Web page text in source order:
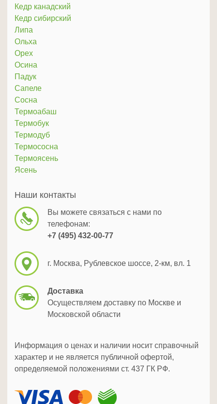
Кедр канадский
Кедр сибирский
Липа
Ольха
Орех
Осина
Падук
Сапеле
Сосна
Термоабаш
Термобук
Термодуб
Термососна
Термоясень
Ясень
Наши контакты
Вы можете связаться с нами по
телефонам:
+7 (495) 432-00-77
г. Москва, Рублевское шоссе, 2-км, вл. 1
Доставка
Осуществляем доставку по Москве и
Московской области
Информация о ценах и наличии носит справочный
характер и не является публичной офертой,
определяемой положениями ст. 437 ГК РФ.